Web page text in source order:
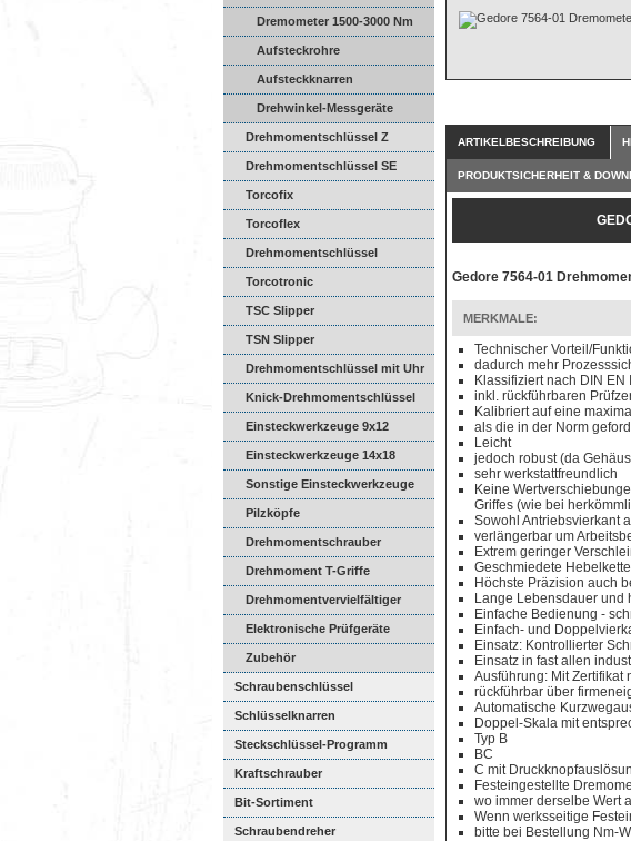
Dremometer 1500-3000 Nm
Aufsteckrohre
Aufsteckknarren
Drehwinkel-Messgeräte
Drehmomentschlüssel Z
Drehmomentschlüssel SE
Torcofix
Torcoflex
Drehmomentschlüssel
DREMASTER
Torcotronic
TSC Slipper
TSN Slipper
Drehmomentschlüssel mit Uhr
Knick-Drehmomentschlüssel
Einsteckwerkzeuge 9x12
Einsteckwerkzeuge 14x18
Sonstige Einsteckwerkzeuge
Pilzköpfe
Drehmomentschrauber
Drehmoment T-Griffe
Drehmomentvervielfältiger
Elektronische Prüfgeräte
Zubehör
Schraubenschlüssel
Schlüsselknarren
Steckschlüssel-Programm
Kraftschrauber
Bit-Sortiment
Schraubendreher
ARTIKELBESCHREIBUNG
PRODUKTSICHERHEIT &
Gedore 7564-01
MERKMALE:
Technischer Vorteil/
dadurch mehr
Klassifiziert nach DIN EN
inkl. rückführbaren
Kalibriert auf eine
als die in der Norm
Leicht
jedoch robust (da
sehr werkstattfreundlich
Keine
Griffes (wie bei
Sowohl Antriebsvierkant
verlängerbar um
Extrem geringer
Geschmiedete
Höchste Präzision auch
Lange Lebensdauer und
Einfache Bedienung -
Einfach- und
Einsatz: Kontrollierter
Einsatz in fast allen
Ausführung: Mit Zertifikat
rückführbar über
Automatische
Doppel-Skala mit
Typ B
BC
C mit
Festeingestellte
wo immer derselbe Wert
Wenn werksseitige
bitte bei Bestellung Nm-